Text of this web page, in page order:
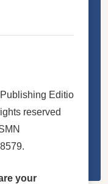
Editio
reserved
your